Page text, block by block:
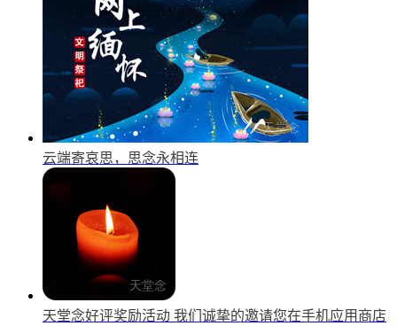
云端寄哀思，思念永相连
天堂念好评奖励活动 我们诚挚的邀请您在手机应用商店